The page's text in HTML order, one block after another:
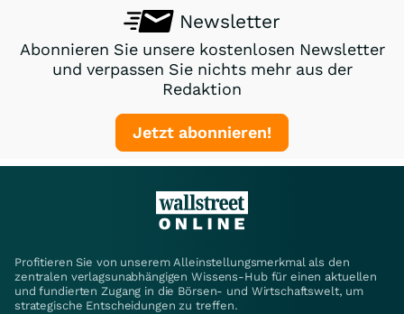
Newsletter
Abonnieren Sie unsere kostenlosen Newsletter
und verpassen Sie nichts mehr aus der
Redaktion
Jetzt abonnieren!
Profitieren Sie von unserem Alleinstellungsmerkmal als den
zentralen verlagsunabhängigen Wissens-Hub für einen aktuellen
und fundierten Zugang in die Börsen- und Wirtschaftswelt, um
strategische Entscheidungen zu treffen.